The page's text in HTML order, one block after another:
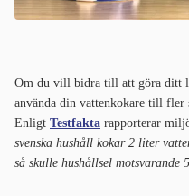
Om du vill bidra till att göra ditt
använda din vattenkokare till fler
Enligt Testfakta rapporterar
svenska hushåll kokar 2 liter
så skulle hushållsel